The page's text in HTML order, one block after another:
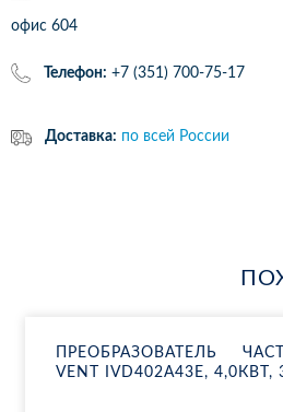
офис 604
Телефон: +7 (351) 700-75-17
Доставка: по всей России
ПРЕ­ОБ­РА­ЗО­ВА­ТЕЛЬ
VENT IVD402A43E, 4,0КВТ,